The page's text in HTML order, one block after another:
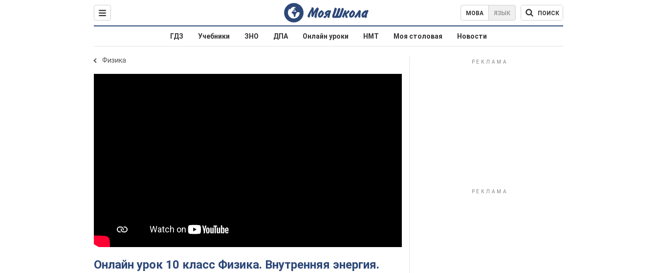
МОВА ЯЗЫК ПОИСК
ГДЗ Учебники ЗНО ДПА Онлайн уроки НМТ Моя столовая Новости
Физика
Онлайн урок 10 класс Физика. Внутренняя энергия.